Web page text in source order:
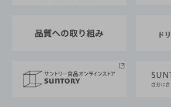
採用情報